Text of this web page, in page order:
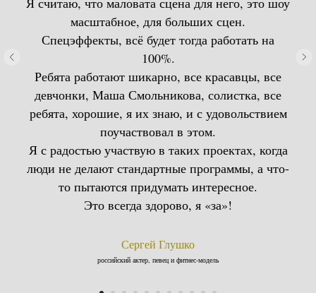
масштабное, для больших сцен.
Спецэффекты, всё будет тогда работать на
100%.
Ребята работают шикарно, все красавцы, все
девчонки, Маша Смольникова, солистка, все
ребята, хорошие, я их знаю, и с удовольствием
поучаствовал в этом.
Я с радостью участвую в таких проектах, когда
люди не делают стандартные программы, а что-
то пытаются придумать интересное.
Это всегда здорово, я «за»!
Сергей Глушко
российский актер, певец и фитнес-модель